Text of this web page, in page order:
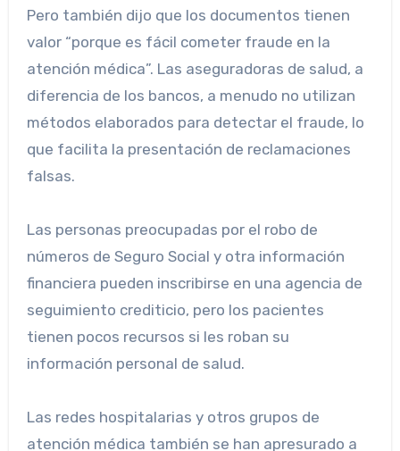
Pero también dijo que los documentos tienen
valor “porque es fácil cometer fraude en la
atención médica”. Las aseguradoras de salud, a
diferencia de los bancos, a menudo no utilizan
métodos elaborados para detectar el fraude, lo
que facilita la presentación de reclamaciones
falsas.
Las personas preocupadas por el robo de
números de Seguro Social y otra información
financiera pueden inscribirse en una agencia de
seguimiento crediticio, pero los pacientes
tienen pocos recursos si les roban su
información personal de salud.
Las redes hospitalarias y otros grupos de
atención médica también se han apresurado a